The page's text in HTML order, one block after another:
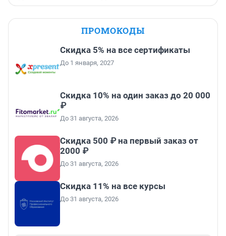
ПРОМОКОДЫ
Скидка 5% на все сертификаты
До 1 января, 2027
Скидка 10% на один заказ до 20 000
₽
До 31 августа, 2026
Скидка 500 ₽ на первый заказ от
2000 ₽
До 31 августа, 2026
Скидка 11% на все курсы
До 31 августа, 2026